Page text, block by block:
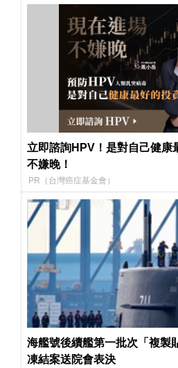
立即諮詢HPV！是對自己健康
不嫌晚！
PR（台灣癌症基金會）
海艦號後續艦第一批次「複
凍結案送院會表決